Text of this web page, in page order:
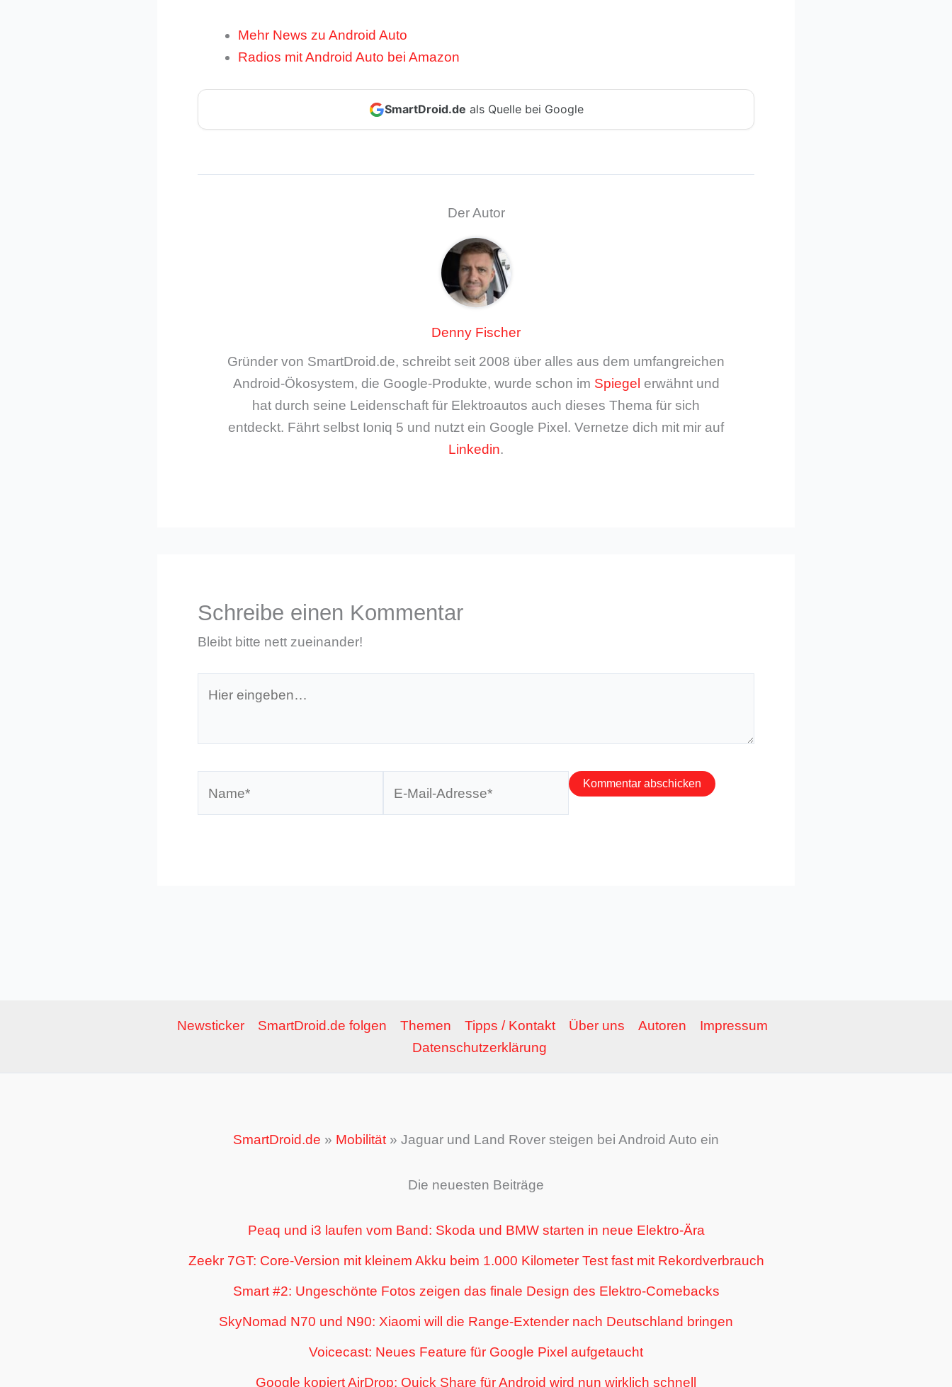
Mehr News zu Android Auto
Radios mit Android Auto bei Amazon
SmartDroid.de als Quelle bei Google
Der Autor
Denny Fischer
Gründer von SmartDroid.de, schreibt seit 2008 über alles aus dem umfangreichen
Android-Ökosystem, die Google-Produkte, wurde schon im Spiegel erwähnt und
hat durch seine Leidenschaft für Elektroautos auch dieses Thema für sich
entdeckt. Fährt selbst Ioniq 5 und nutzt ein Google Pixel. Vernetze dich mit mir auf
Linkedin.
Schreibe einen Kommentar
Bleibt bitte nett zueinander!
eingeben…
Newsticker SmartDroid.de folgen Themen Tipps / Kontakt Über uns Autoren
Impressum
Datenschutzerklärung
SmartDroid.de » Mobilität » Jaguar und Land Rover steigen bei Android Auto ein
Die neuesten Beiträge
Peaq und i3 laufen vom Band: Skoda und BMW starten in neue Elektro-Ära
Zeekr 7GT: Core-Version mit kleinem Akku beim 1.000 Kilometer Test fast mit Rekordverbrauch
Smart #2: Ungeschönte Fotos zeigen das finale Design des Elektro-Comebacks
SkyNomad N70 und N90: Xiaomi will die Range-Extender nach Deutschland bringen
Voicecast: Neues Feature für Google Pixel aufgetaucht
Google kopiert AirDrop: Quick Share für Android wird nun wirklich schnell